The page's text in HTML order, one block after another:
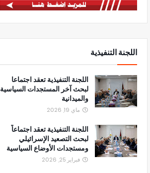
اللجنة التنفيذية
اللجنة التنفيذية تعقد اجتماعا
لبحث آخر المستجدات السياسية
والميدانية
ماي 19, 2026
اللجنة التنفيذية تعقد اجتماعاً
لبحث التصعيد الإسرائيلي
ومستجدات الأوضاع السياسية
فبراير 25, 2026